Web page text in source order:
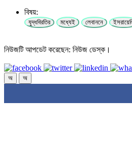
বিষয়:
যুদ্ধবিরতির মধ্যেই লেবাননে
নিউজটি আপডেট করেছেন: নিউজ ডেস্ক।
অ অ